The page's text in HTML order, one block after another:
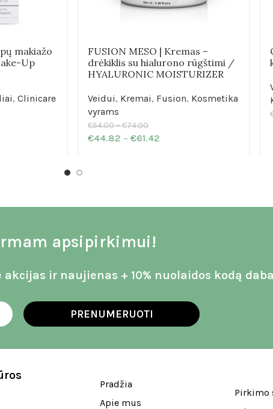
makiažo
Up
, Clinicare
FUSION MESO | Kremas –
drėkiklis su hialurono rūgštimi /
HYALURONIC MOISTURIZER
Veidui, Kremai, Fusion, Kosmetika
vyrams
€54.00–€74.00
€44.82 – €61.42
apsipirkimui!
ir naujienas + 10% nuolaidos kodą
PRENUMERUOTI
Pradžia
Apie mus
Pirkimo